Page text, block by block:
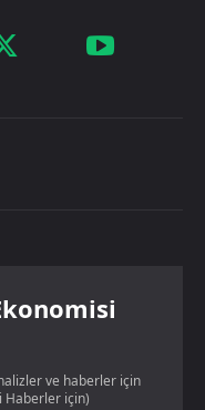
ve haberler için
Haberler için)